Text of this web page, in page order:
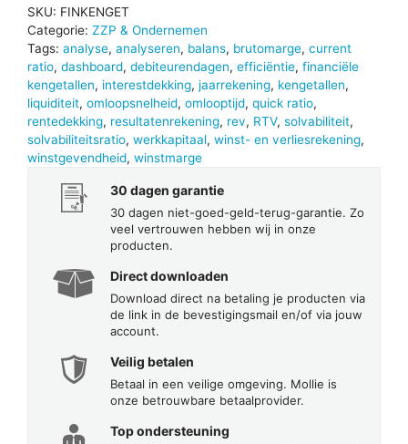
SKU: FINKENGET
Categorie: ZZP & Ondernemen
Tags: analyse, analyseren, balans, brutomarge, current
ratio, dashboard, debiteurendagen, efficiëntie, financiële
kengetallen, interestdekking, jaarrekening, kengetallen,
liquiditeit, omloopsnelheid, omlooptijd, quick ratio,
rentedekking, resultatenrekening, rev, RTV, solvabiliteit,
solvabiliteitsratio, werkkapitaal, winst- en verliesrekening,
winstgevendheid, winstmarge
30 dagen garantie
30 dagen niet-goed-geld-terug-garantie. Zo
veel vertrouwen hebben wij in onze
producten.
Direct downloaden
Download direct na betaling je producten via
de link in de bevestigingsmail en/of via jouw
account.
Veilig betalen
Betaal in een veilige omgeving. Mollie is
onze betrouwbare betaalprovider.
Top ondersteuning